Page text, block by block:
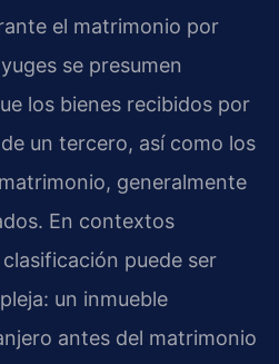
el matrimonio por
se presumen
los bienes recibidos por
un tercero, así como los
generalmente
En contextos
puede ser
un inmueble
antes del matrimonio